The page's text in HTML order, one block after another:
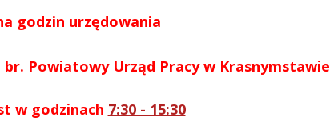
godzin urzędowania
Powiatowy Urząd Pracy w Krasnymstawie
w godzinach 7:30 - 15:30